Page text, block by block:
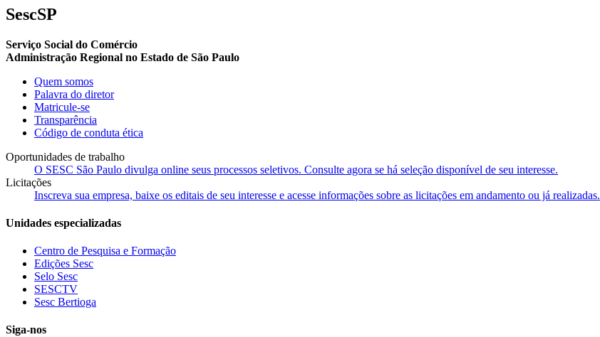
SescSP
Serviço Social do Comércio
Administração Regional no Estado de São Paulo
Quem somos
Palavra do diretor
Matricule-se
Transparência
Código de conduta ética
Oportunidades de trabalho
O SESC São Paulo divulga online seus processos seletivos. Consulte agora se há seleção disponível de seu interesse.
Licitações
Inscreva sua empresa, baixe os editais de seu interesse e acesse informações sobre as licitações em andamento ou já realizadas.
Unidades especializadas
Centro de Pesquisa e Formação
Edições Sesc
Selo Sesc
SESCTV
Sesc Bertioga
Siga-nos